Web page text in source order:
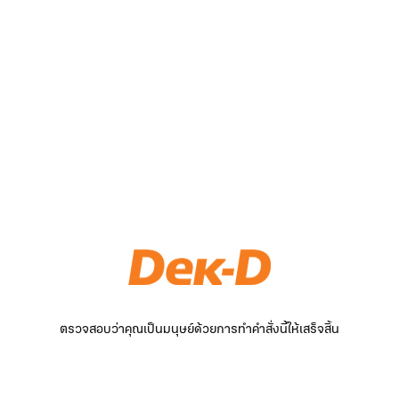
ตรวจสอบว่าคุณเป็นมนุษย์ด้วยการทำคำสั่งนี้ให้เสร็จสิ้น